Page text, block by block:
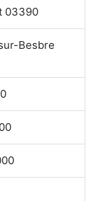
03390
Besbre